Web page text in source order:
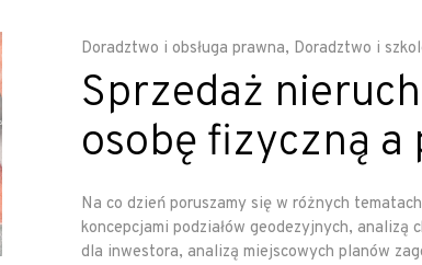
Doradztwo i obsługa prawna, Doradztwo i
Sprzedaż
osobę fizyczną a
Na co dzień poruszamy się w różnych
koncepcjami podziałów geodezyjnych,
dla inwestora, analizą miejscowych planów